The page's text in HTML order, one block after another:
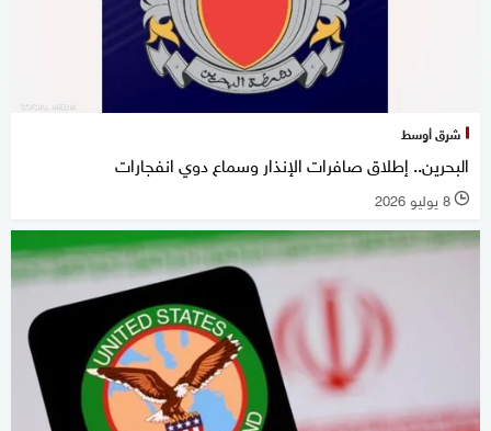
شرق أوسط
البحرين.. إطلاق صافرات الإنذار وسماع دوي انفجارات
l 8 يوليو 2026